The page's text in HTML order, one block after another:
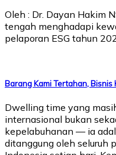
Oleh : Dr. Dayan Hakim
tengah menghadapi
pelaporan ESG tahun
Barang Kami Tertahan,
Dwelling time yang
internasional bukan
kepelabuhanan — ia
ditanggung oleh seluruh